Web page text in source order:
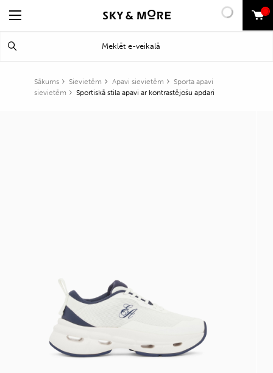
0
Sākums Sievietēm Apavi sievietēm
Sporta apavi
sievietēm
Sportiskā stila apavi ar kontrastējošu apdari